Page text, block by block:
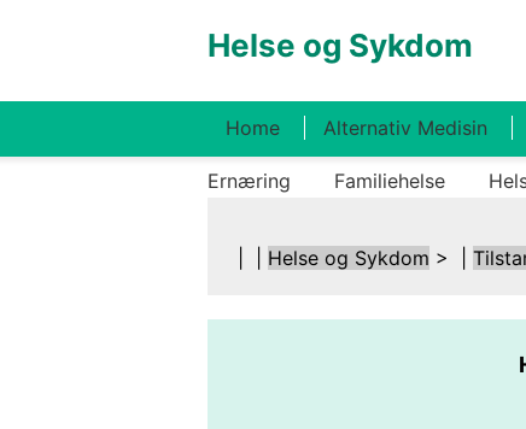
Helse og Sykdom
Home Alternativ Medisin
Ernæring Familiehelse
Helse og Sykdom > |